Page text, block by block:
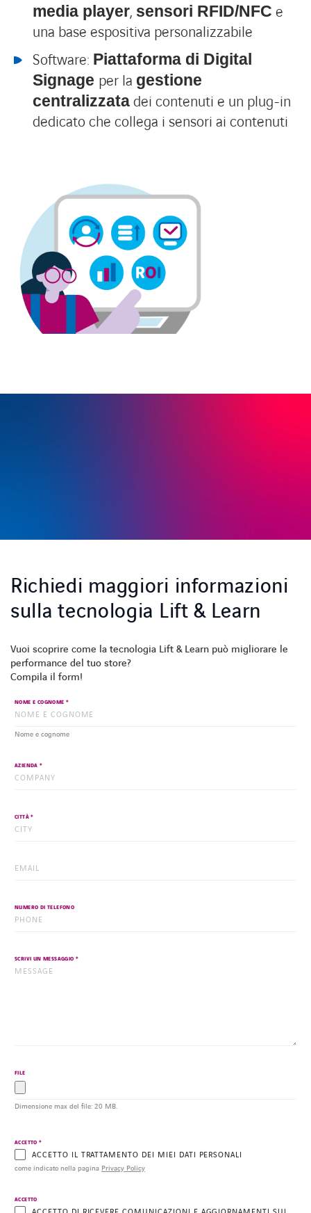
media player, sensori RFID/NFC e
una base espositiva personalizzabile
Software: Piattaforma di Digital
Signage per la gestione
centralizzata dei contenuti e un plug-in
dedicato che collega i sensori ai contenuti
Richiedi maggiori informazioni
sulla tecnologia Lift & Learn
Vuoi scoprire come la tecnologia Lift & Learn può migliorare le
performance del tuo store?
Compila il form!
NOME E COGNOME *
Nome e cognome
AZIENDA *
CITTÀ *
EMAIL *
NUMERO DI TELEFONO
SCRIVI UN MESSAGGIO *
FILE
Dimensione max del file: 20 MB.
ACCETTO *
ACCETTO IL TRATTAMENTO DEI MIEI DATI PERSONALI
come indicato nella pagina Privacy Policy
ACCETTO